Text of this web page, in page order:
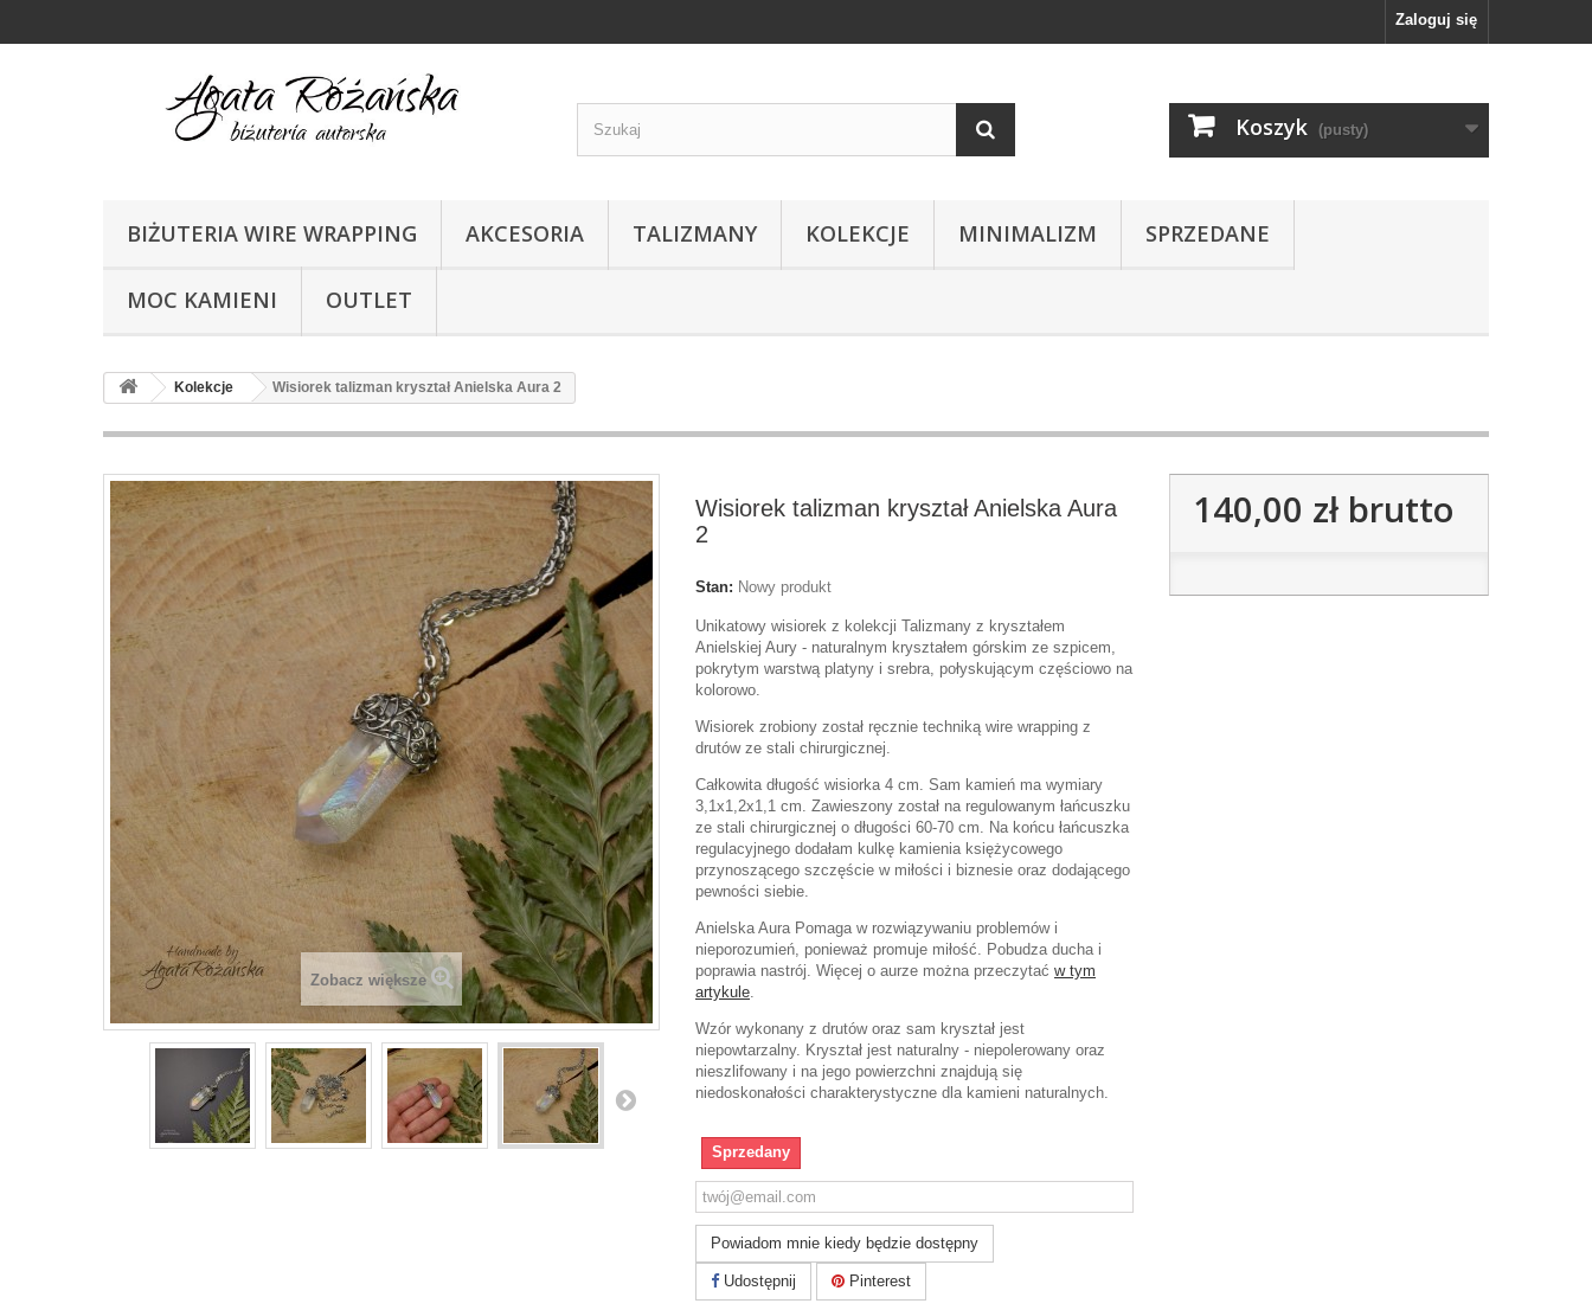
Zaloguj się
Koszyk (pusty)
BIŻUTERIA WIRE WRAPPING AKCESORIA TALIZMANY KOLEKCJE MINIMALIZM SPRZEDANE
MOC KAMIENI OUTLET
Kolekcje Wisiorek talizman kryształ Anielska Aura 2
Zobacz większe
Wisiorek talizman kryształ Anielska Aura
2
Stan: Nowy produkt
Unikatowy wisiorek z kolekcji Talizmany z kryształem
Anielskiej Aury - naturalnym kryształem górskim ze szpicem,
pokrytym warstwą platyny i srebra, połyskującym częściowo na
kolorowo.
Wisiorek zrobiony został ręcznie techniką wire wrapping z
drutów ze stali chirurgicznej.
Całkowita długość wisiorka 4 cm. Sam kamień ma wymiary
3,1x1,2x1,1 cm. Zawieszony został na regulowanym łańcuszku
ze stali chirurgicznej o długości 60-70 cm. Na końcu łańcuszka
regulacyjnego dodałam kulkę kamienia księżycowego
przynoszącego szczęście w miłości i biznesie oraz dodającego
pewności siebie.
Anielska Aura Pomaga w rozwiązywaniu problemów i
nieporozumień, ponieważ promuje miłość. Pobudza ducha i
poprawia nastrój. Więcej o aurze można przeczytać w tym
artykule
Wzór wykonany z drutów oraz sam kryształ jest
niepowtarzalny. Kryształ jest naturalny - niepolerowany oraz
nieszlifowany i na jego powierzchni znajdują się
niedoskonałości charakterystyczne dla kamieni naturalnych.
Sprzedany
Powiadom mnie kiedy będzie dostępny
Udostępnij Pinterest
140,00 złbrutto